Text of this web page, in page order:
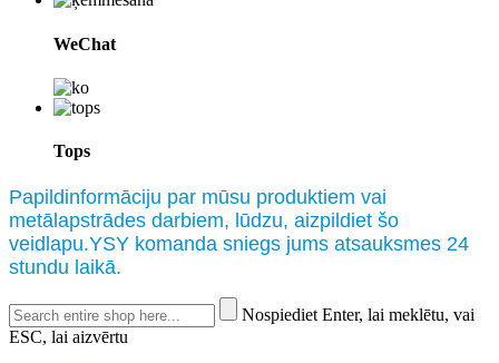
WeChat
Tops
Papildinformāciju par mūsu produktiem vai
metālapstrādes darbiem, lūdzu, aizpildiet šo
veidlapu.YSY komanda sniegs jums atsauksmes 24
stundu laikā.
Nospiediet Enter, lai meklētu, vai
ESC, lai aizvērtu